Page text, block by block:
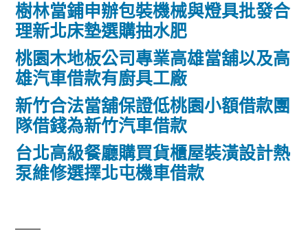
樹林當鋪申辦包裝機械與燈具批發合
理新北床墊選購抽水肥
桃園木地板公司專業高雄當舖以及高
雄汽車借款有廚具工廠
新竹合法當舖保證低桃園小額借款團
隊借錢為新竹汽車借款
台北高級餐廳購買貨櫃屋裝潢設計熱
泵維修選擇北屯機車借款